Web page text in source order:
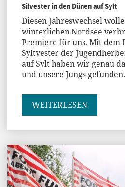
Silvester in den Dünen auf Sylt
Diesen Jahreswechsel
winterlichen Nordsee
Premiere für uns. Mit dem
Syltvester der
auf Sylt haben wir genau
und unsere Jungs gefunden.
WEITERLESEN